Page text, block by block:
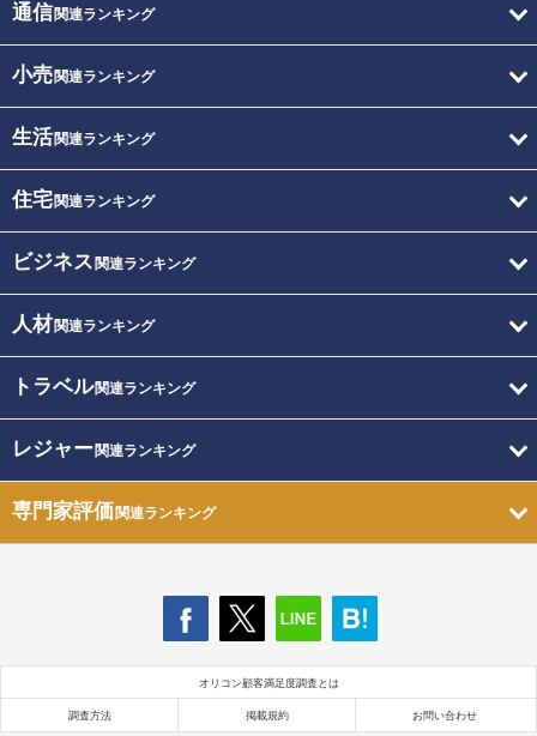
通信関連ランキング
小売関連ランキング
生活関連ランキング
住宅関連ランキング
ビジネス 関連ランキング
人材関連ランキング
トラベル関連ランキング
レジャー関連ランキング
専門家評価関連ランキング
オリコン顧客満足度調査とは
調査方法 掲載規約 お問い合わせ